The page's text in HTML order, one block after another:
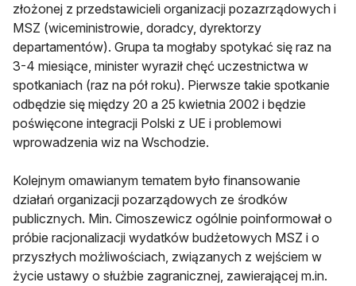
złożonej z przedstawicieli organizacji pozazrządowych i
MSZ (wiceministrowie, doradcy, dyrektorzy
departamentów). Grupa ta mogłaby spotykać się raz na
3-4 miesiące, minister wyraził chęć uczestnictwa w
spotkaniach (raz na pół roku). Pierwsze takie spotkanie
odbędzie się między 20 a 25 kwietnia 2002 i będzie
poświęcone integracji Polski z UE i problemowi
wprowadzenia wiz na Wschodzie.
Kolejnym omawianym tematem było finansowanie
działań organizacji pozarządowych ze środków
publicznych. Min. Cimoszewicz ogólnie poinformował o
próbie racjonalizacji wydatków budżetowych MSZ i o
przyszłych możliwościach, związanych z wejściem w
życie ustawy o służbie zagranicznej, zawierającej m.in.